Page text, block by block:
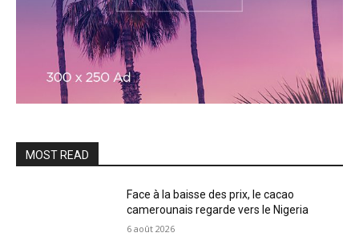
MOST READ
Face à la baisse des prix, le cacao
camerounais regarde vers le Nigeria
6 août 2026